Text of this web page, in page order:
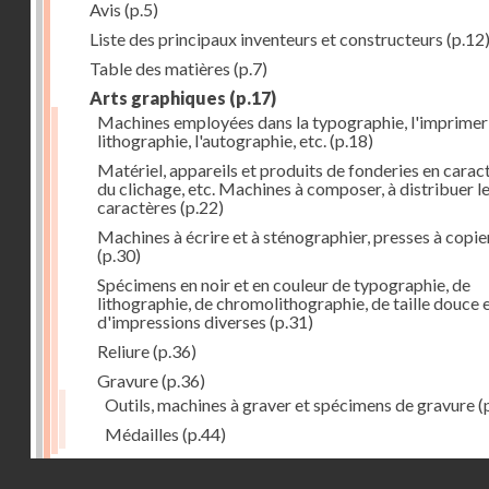
Avis (p.5)
Liste des principaux inventeurs et constructeurs (p.12)
Table des matières (p.7)
Arts graphiques (p.17)
Machines employées dans la typographie,
lithographie, l'autographie, etc. (p.18)
Matériel, appareils et produits de fonderies en
du clichage, etc. Machines à composer, à distribuer
caractères (p.22)
Machines à écrire et à sténographier, presses à
(p.30)
Spécimens en noir et en couleur de typographie, de
lithographie, de chromolithographie, de taille douce
d'impressions diverses (p.31)
Reliure(p.36)
Gravure(p.36)
Outils, machines à graver et spécimens de gravure
Médailles (p.44)